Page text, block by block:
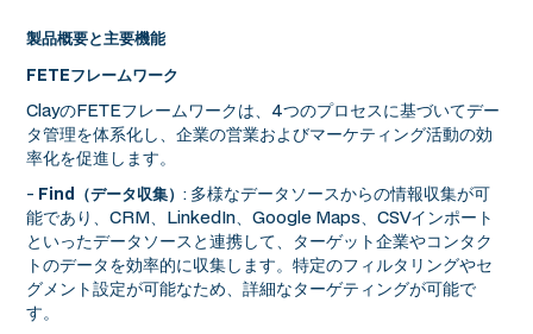
製品概要と主要機能
FETEフレームワーク
ClayのFETEフレームワークは、4つのプロセスに基づいてデー
タ管理を体系化し、企業の営業およびマーケティング活動の効
率化を促進します。
- Find（データ収集）: 多様なデータソースからの情報収集が可
能であり、CRM、LinkedIn、Google Maps、CSVインポート
といったデータソースと連携して、ターゲット企業やコンタク
トのデータを効率的に収集します。特定のフィルタリングやセ
グメント設定が可能なため、詳細なターゲティングが可能で
す。